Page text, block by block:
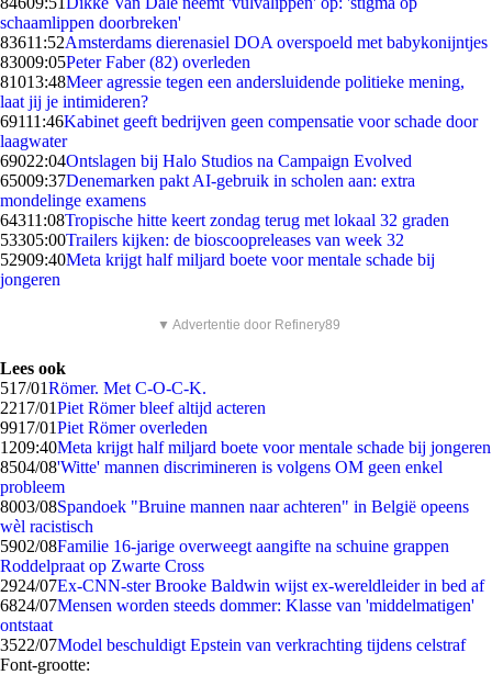
schaamlippen doorbreken'
83611:52Amsterdams dierenasiel DOA overspoeld met babykonijntjes
83009:05Peter Faber (82) overleden
81013:48Meer agressie tegen een andersluidende politieke mening,
laat jij je intimideren?
69111:46Kabinet geeft bedrijven geen compensatie voor schade door
laagwater
69022:04Ontslagen bij Halo Studios na Campaign Evolved
65009:37Denemarken pakt AI-gebruik in scholen aan: extra
mondelinge examens
64311:08Tropische hitte keert zondag terug met lokaal 32 graden
53305:00Trailers kijken: de bioscoopreleases van week 32
52909:40Meta krijgt half miljard boete voor mentale schade bij
jongeren
▼ Advertentie door Refinery89
Lees ook
517/01Römer. Met C-O-C-K.
2217/01Piet Römer bleef altijd acteren
9917/01Piet Römer overleden
1209:40Meta krijgt half miljard boete voor mentale schade bij jongeren
8504/08'Witte' mannen discrimineren is volgens OM geen enkel
probleem
8003/08Spandoek "Bruine mannen naar achteren" in België opeens
wèl racistisch
5902/08Familie 16-jarige overweegt aangifte na schuine grappen
Roddelpraat op Zwarte Cross
2924/07Ex-CNN-ster Brooke Baldwin wijst ex-wereldleider in bed af
6824/07Mensen worden steeds dommer: Klasse van 'middelmatigen'
ontstaat
3522/07Model beschuldigt Epstein van verkrachting tijdens celstraf
Font-grootte: